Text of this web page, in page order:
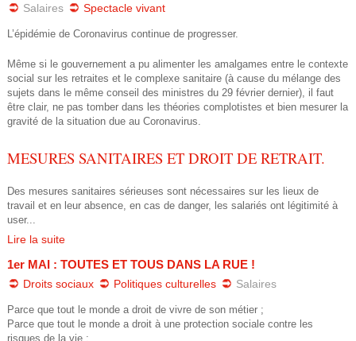
n
s
t
s
_
c
u
l
Salaires Spectacle vivant
L’épidémie de Coronavirus continue de progresser.
Même si le gouvernement a pu alimenter les amalgames entre le contexte
social sur les retraites et le complexe sanitaire (à cause du mélange des
sujets dans le même conseil des ministres du 29 février dernier), il faut
être clair, ne pas tomber dans les théories complotistes et bien mesurer la
gravité de la situation due au Coronavirus.
MESURES SANITAIRES ET DROIT DE RETRAIT.
Des mesures sanitaires sérieuses sont nécessaires sur les lieux de
travail et en leur absence, en cas de danger, les salariés ont légitimité à
user...
Lire la suite
1er MAI : TOUTES ET TOUS DANS LA RUE !
Droits sociaux Politiques culturelles Salaires
Parce que tout le monde a droit de vivre de son métier ;
Parce que tout le monde a droit à une protection sociale contre les
risques de la vie ;